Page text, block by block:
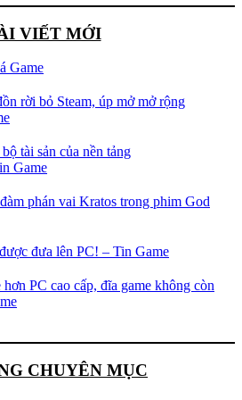
VIẾT MỚI
Game
rời bỏ Steam, úp mở mở rộng
tài sản của nền tảng
Game
phán vai Kratos trong phim God
đưa lên PC! – Tin Game
PC cao cấp, đĩa game không còn
CHUYÊN MỤC